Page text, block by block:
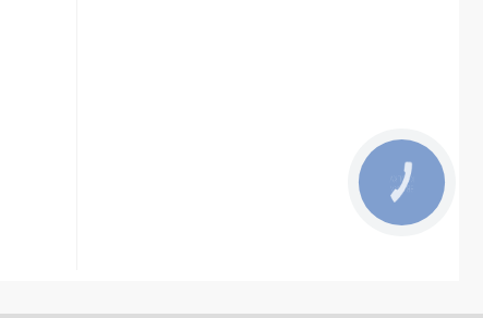
КНОПКА
ЗВ'ЯЗКУ